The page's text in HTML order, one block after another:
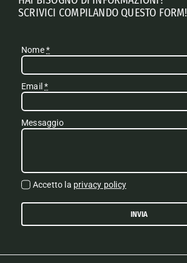
SCRIVICI COMPILANDO QUESTO FORM!
Nome*
Email*
Messaggio
Accetto la privacy policy
INVIA